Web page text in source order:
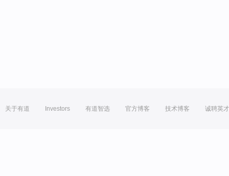
关于有道 Investors 有道智选 官方博客 技术博客 诚聘英才